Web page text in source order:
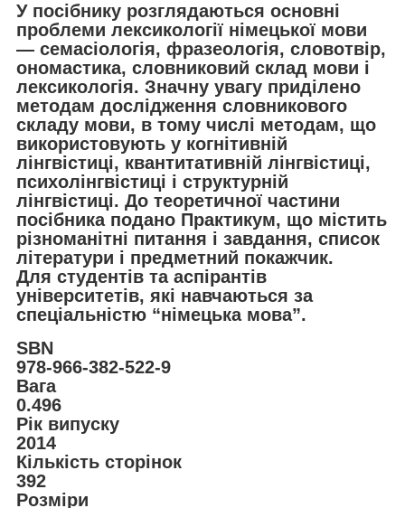
У посібнику розглядаються основні
проблеми лексикології німецької мови
— семасіологія, фразеологія, словотвір,
ономастика, словниковий склад мови і
лексикологія. Значну увагу приділено
методам дослідження словникового
складу мови, в тому числі методам, що
використовують у когнітивній
лінгвістиці, квантитативній лінгвістиці,
психолінгвістиці і структурній
лінгвістиці. До теоретичної частини
посібника подано Практикум, що містить
різноманітні питання і завдання, список
літератури і предметний покажчик.
Для студентів та аспірантів
університетів, які навчаються за
спеціальністю “німецька мова”.
SBN
978-966-382-522-9
Вага
0.496
Рік випуску
2014
Кількість сторінок
392
Розміри